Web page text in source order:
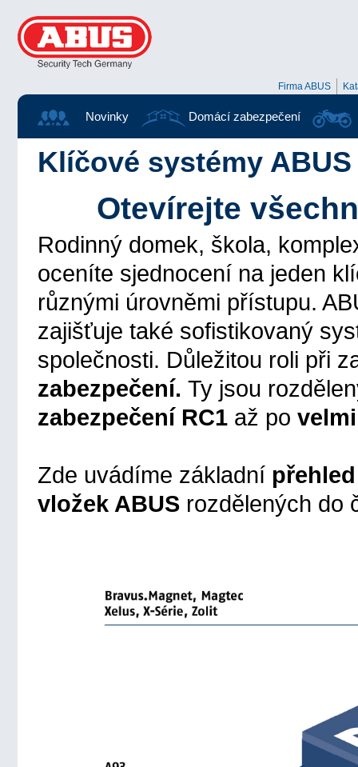
Firma ABUS
Novinky Domácí zabezpečení
Klíčové systémy ABUS
Otevírejte
Rodinný domek, škola,
oceníte sjednocení na jeden
různými úrovněmi přístupu.
zajišťuje také sofistikovaný
společnosti. Důležitou roli při
zabezpečení. Ty jsou
zabezpečení RC1 až po
Zde uvádíme základní
vložek ABUS rozdělených do